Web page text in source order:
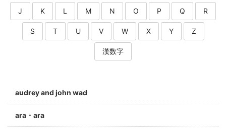
J K L M N O P Q R
S T U V W X Y Z
漢数字
audrey and john wad
ara・ara